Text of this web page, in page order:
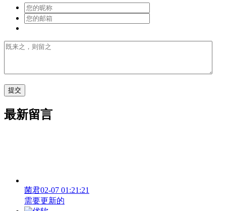
最新留言
菌君02-07 01:21:21
需要更新的